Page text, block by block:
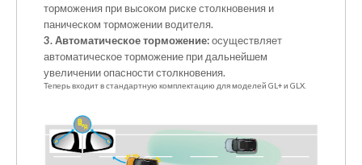
торможения при высоком риске столкновения и
паническом торможении водителя.
3. Автоматическое торможение:осуществляет
автоматическое торможение при дальнейшем
увеличении опасности столкновения.
Теперь входит в стандартную комплектацию для моделей GL+ и GLX.